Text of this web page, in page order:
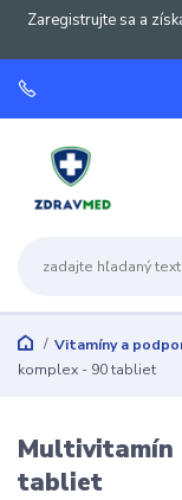
Zaregistrujte sa a
Vitamíny a
komplex - 90 tabliet
Multivitamín
tabliet